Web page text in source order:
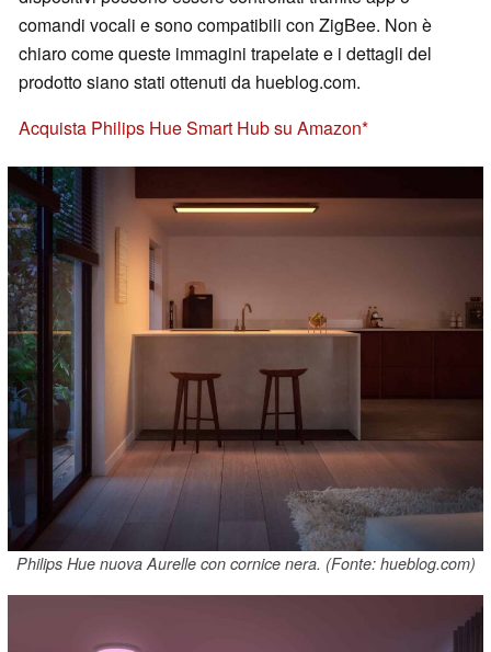
comandi vocali e sono compatibili con ZigBee. Non è
chiaro come queste immagini trapelate e i dettagli del
prodotto siano stati ottenuti da hueblog.com.
Acquista Philips Hue Smart Hub su Amazon
Philips Hue nuova Aurelle con cornice nera. (Fonte: hueblog.com)